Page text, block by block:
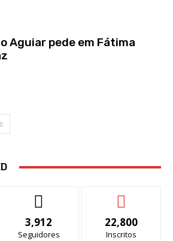
Aguiar pede em Fátima
3,912
Seguidores
22,800
Inscritos